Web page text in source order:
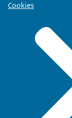
Cookies